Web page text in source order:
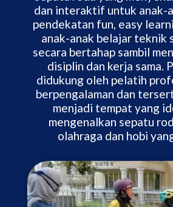
dan interaktif untuk anak-
pendekatan fun, easy
anak-anak belajar teknik
secara bertahap sambil
disiplin dan kerja sama.
didukung oleh pelatih
berpengalaman dan
menjadi tempat yang
mengenalkan sepatu
olahraga dan hobi